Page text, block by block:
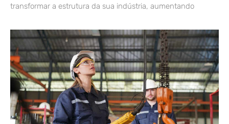
transformar a estrutura da sua indústria, aumentando